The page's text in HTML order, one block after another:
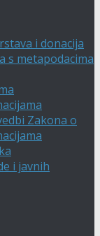
i donacija
s metapodacima
Zakona o
i javnih